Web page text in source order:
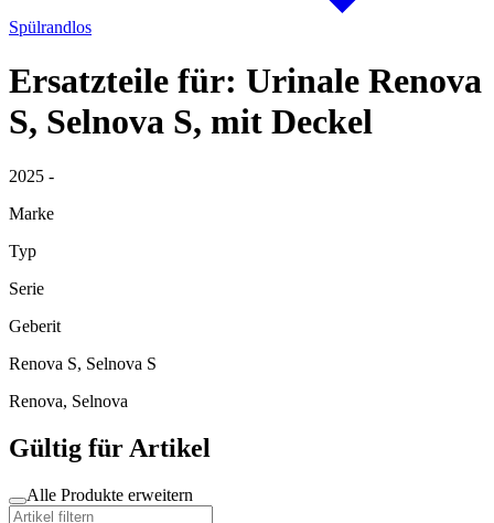
Spülrandlos
Ersatzteile für: Urinale Renova
S, Selnova S, mit Deckel
2025 -
Marke
Typ
Serie
Geberit
Renova S, Selnova S
Renova, Selnova
Gültig für Artikel
Alle Produkte erweitern